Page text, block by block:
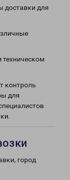
доставки для
контроль
для
город